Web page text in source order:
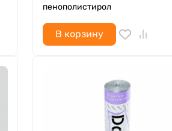
пенополистирол
В корзину